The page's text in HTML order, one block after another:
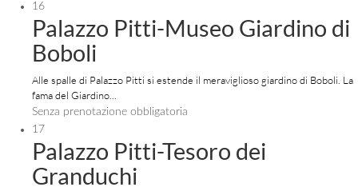
16
Palazzo Pitti-Museo Giardino di
Boboli
Alle spalle di Palazzo Pitti si estende il meraviglioso giardino di Boboli. La
fama del Giardino...
Senza prenotazione obbligatoria
17
Palazzo Pitti-Tesoro dei
Granduchi